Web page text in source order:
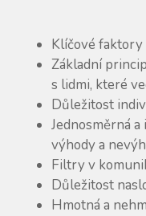
Klíčové faktory
Základní
s lidmi, které
Důležitost
Jednosměrná
výhody a
Filtry v
Důležitost
Hmotná a